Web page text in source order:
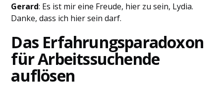
Gerard: Es ist mir eine Freude, hier zu sein, Lydia.
Danke, dass ich hier sein darf.
Das Erfahrungsparadoxon
für Arbeitssuchende
auflösen